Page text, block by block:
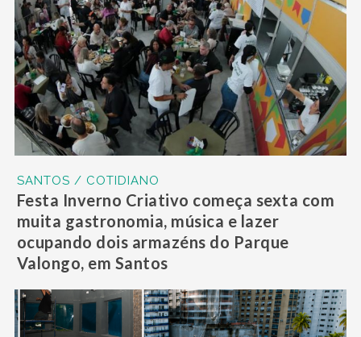
SANTOS / COTIDIANO
Festa Inverno Criativo começa sexta com
muita gastronomia, música e lazer
ocupando dois armazéns do Parque
Valongo, em Santos